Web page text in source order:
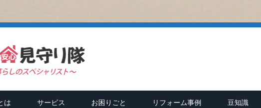
は サービス お困りごと リフォーム事例 豆知識